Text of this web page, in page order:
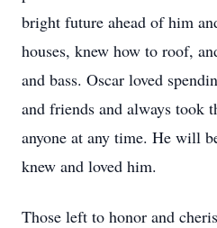
bright future ahead of him
houses, knew how to roof,
and bass. Oscar loved
and friends and always took
anyone at any time. He will
knew and loved him.
Those left to honor and